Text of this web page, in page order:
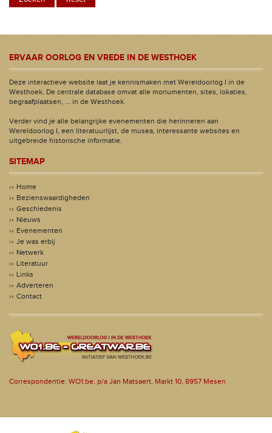
ERVAAR OORLOG EN VREDE IN DE WESTHOEK
Deze interactieve website laat je kennismaken met Wereldoorlog I in de
Westhoek. De centrale database omvat alle monumenten, sites, lokaties,
begraafplaatsen, ... in de Westhoek.
Verder vind je alle belangrijke evenementen die herinneren aan
Wereldoorlog I, een literatuurlijst, de musea, interessante websites en
uitgebreide historische informatie.
SITEMAP
Home
Bezienswaardigheden
Geschiedenis
Nieuws
Evenementen
Je was erbij
Netwerk
Literatuur
Links
Adverteren
Contact
Correspondentie: WO1.be, p/a Jan Matsaert, Markt 10, 8957 Mesen